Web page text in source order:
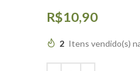
R$10,90
2 Itens vendido(s)